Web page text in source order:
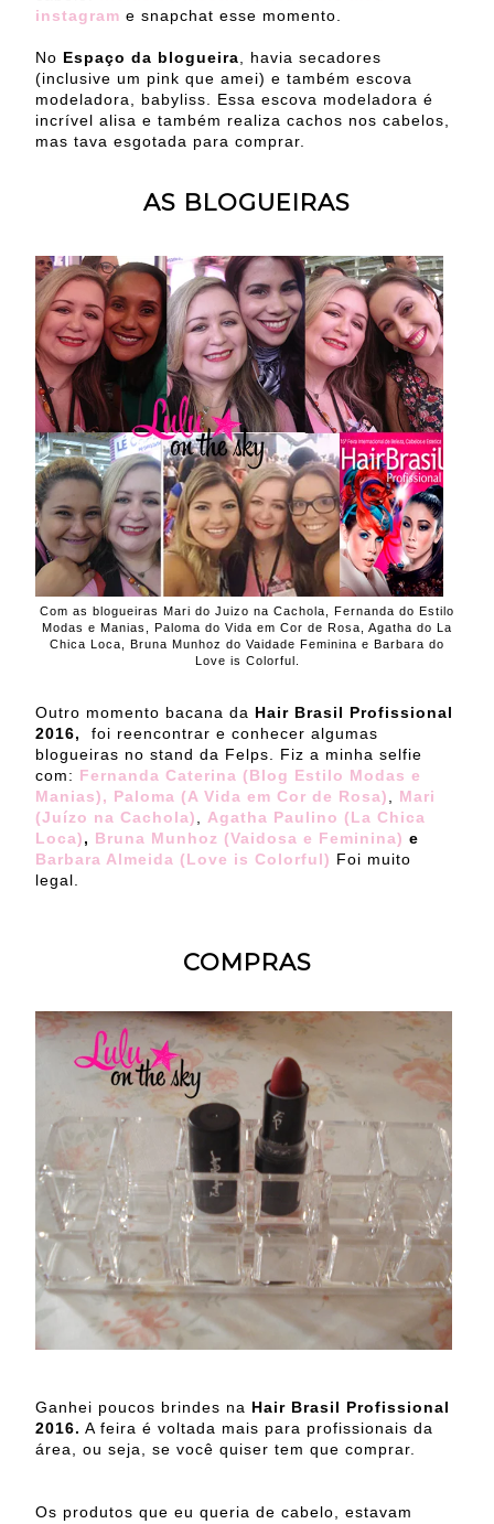
instagram e snapchat esse momento.
No Espaço da blogueira , havia secadores
(inclusive um pink que amei) e também escova
modeladora, babyliss. Essa escova modeladora é
incrível alisa e também realiza cachos nos cabelos,
mas tava esgotada para comprar.
AS BLOGUEIRAS
Com as blogueiras Mari do Juizo na Cachola, Fernanda do Estilo
Modas e Manias, Paloma do Vida em Cor de Rosa, Agatha do La
Chica Loca, Bruna Munhoz do Vaidade Feminina e Barbara do
Love is Colorful.
Outro momento bacana da Hair Brasil Profissional
2016,
foi reencontrar e conhecer algumas
blogueiras no stand da Felps. Fiz a minha selfie
com: Fernanda Caterina (Blog Estilo Modas e
Manias), Paloma (A Vida em Cor de Rosa)
Mari
(Juízo na Cachola)
Agatha Paulino (La Chica
Loca), Bruna Munhoz (Vaidosa e Feminina) e
Barbara Almeida (Love is Colorful) Foi muito
legal.
COMPRAS
Ganhei poucos brindes na Hair Brasil Profissional
2016. A feira é voltada mais para profissionais da
área, ou seja, se você quiser tem que comprar.
Os produtos que eu queria de cabelo, estavam